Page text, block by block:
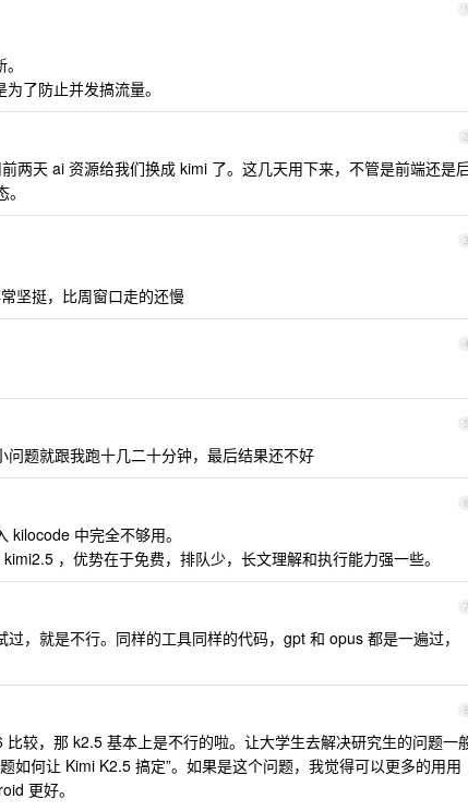
1
了防止并发搞流量。
2
两天 ai 资源给我们换成 kimi 了。这几天用下来，不管是前端还是
3
坚挺，比周窗口走的还慢
4
5
题就跟我跑十几二十分钟，最后结果还不好
6
中完全不够用。
，优势在于免费，排队少，长文理解和执行能力强一些。
7
，就是不行。同样的工具同样的代码，gpt 和 opus 都是一遍过，
8
较，那 k2.5 基本上是不行的啦。让大学生去解决研究生的问题一
如何让 Kimi K2.5 搞定”。如果是这个问题，我觉得可以更多的用用
更好。